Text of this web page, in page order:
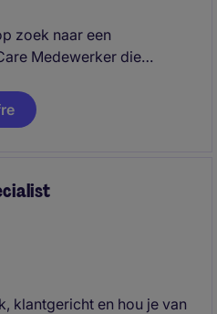
zoek naar een
Medewerker die
servicegerichte
klantgericht en hou je van